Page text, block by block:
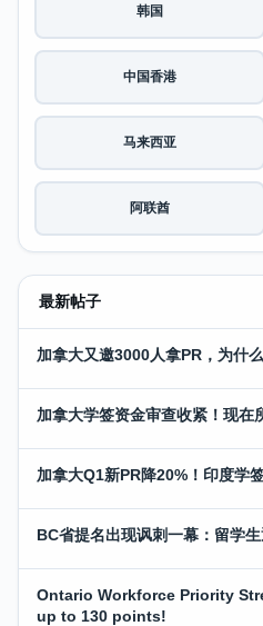
韩国
中国香港
马来西亚
阿联酋
最新帖子
加拿大又邀3000人拿PR，为什
加拿大学签资金审查收紧！现在
加拿大Q1新PR降20%！印度学
BC省提名出现讽刺一幕：留学
Ontario Workforce Priority
up to 130 points!